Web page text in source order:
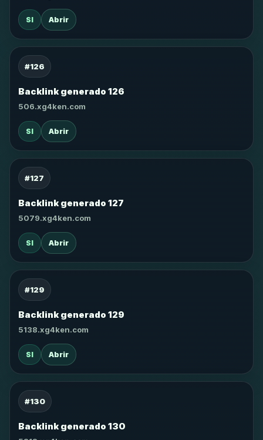
SI Abrir
#126
Backlink generado 126
506.xg4ken.com
SI Abrir
#127
Backlink generado 127
5079.xg4ken.com
SI Abrir
#129
Backlink generado 129
5138.xg4ken.com
SI Abrir
#130
Backlink generado 130